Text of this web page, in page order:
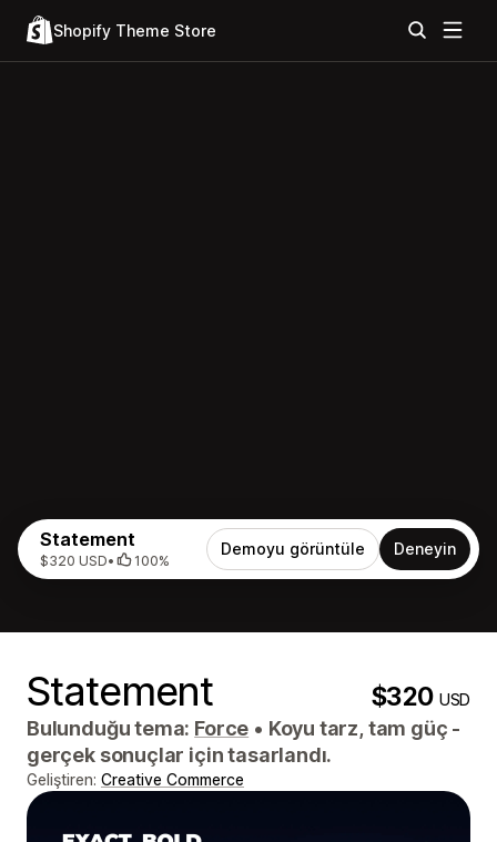
Shopify Theme Store
Statement
$320 USD• 100%
Demoyu görüntüle Deneyin
Statement $320USD
Bulunduğu tema: Force • Koyu tarz, tam güç -
gerçek sonuçlar için tasarlandı.
Geliştiren: Creative Commerce